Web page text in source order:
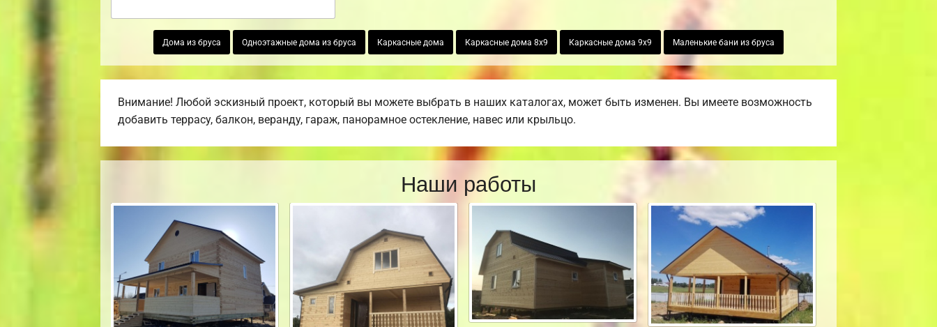
Дома из бруса Одноэтажные дома из бруса Каркасные дома Каркасные дома 8х9 Каркасные дома 9х9 Маленькие бани из бруса
Внимание! Любой эскизный проект, который вы можете выбрать в наших каталогах, может быть изменен. Вы имеете возможность
добавить террасу, балкон, веранду, гараж, панорамное остекление, навес или крыльцо.
Наши работы